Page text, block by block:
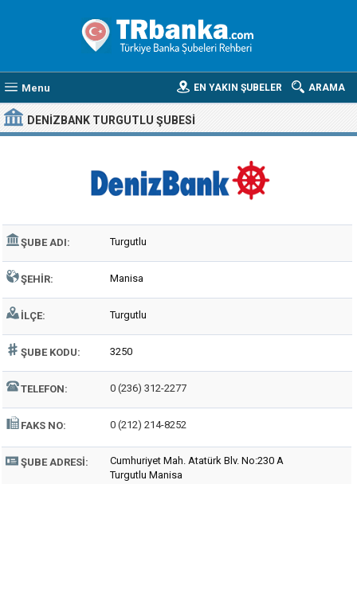
Menu ARAMA
EN YAKIN ŞUBELER
DENIZBANK TURGUTLU ŞUBESI
ŞUBE ADI: Turgutlu
ŞEHIR: Manisa
İLÇE: Turgutlu
ŞUBE KODU: 3250
TELEFON: 0 (236) 312-2277
FAKS NO: 0 (212) 214-8252
ŞUBE ADRESI:
Cumhuriyet Mah. Atatürk Blv. No:230 A
Turgutlu Manisa